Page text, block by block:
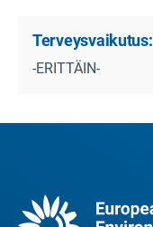
Terveysvaikutus:
-ERITTÄIN-